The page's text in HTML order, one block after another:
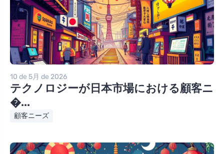
10 de 5月 de 2026
テクノロジーが日本市場における顧客ニ
�...
顧客ニーズ